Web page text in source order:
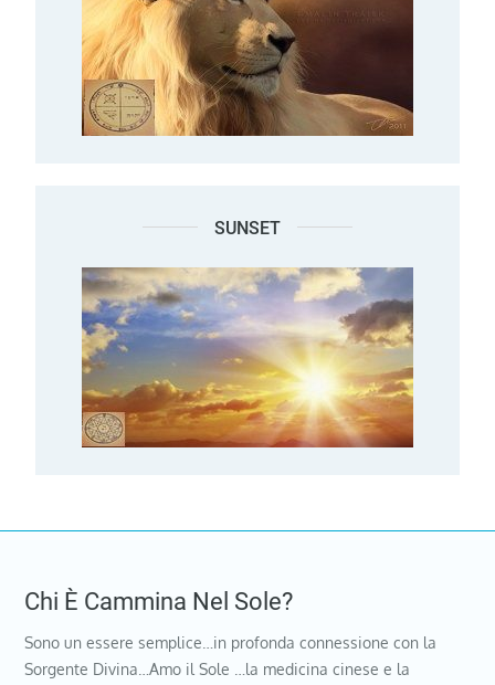
SUNSET
Chi È Cammina Nel Sole?
Sono un essere semplice…in profonda connessione con la
Sorgente Divina…Amo il Sole …la medicina cinese e la